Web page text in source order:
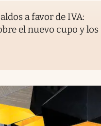
a favor de IVA:
el nuevo cupo y los